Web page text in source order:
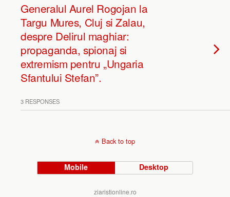
Generalul Aurel Rogojan la
Targu Mures, Cluj si Zalau,
despre Delirul maghiar:
propaganda, spionaj si
extremism pentru „Ungaria
Sfantului Stefan”.
3 RESPONSES
Back to top
Mobile Desktop
ziaristionline.ro